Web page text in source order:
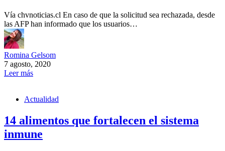
Vía chvnoticias.cl En caso de que la solicitud sea rechazada, desde
las AFP han informado que los usuarios…
Romina Gelsom
7 agosto, 2020
Leer más
Actualidad
14 alimentos que fortalecen el sistema
inmune